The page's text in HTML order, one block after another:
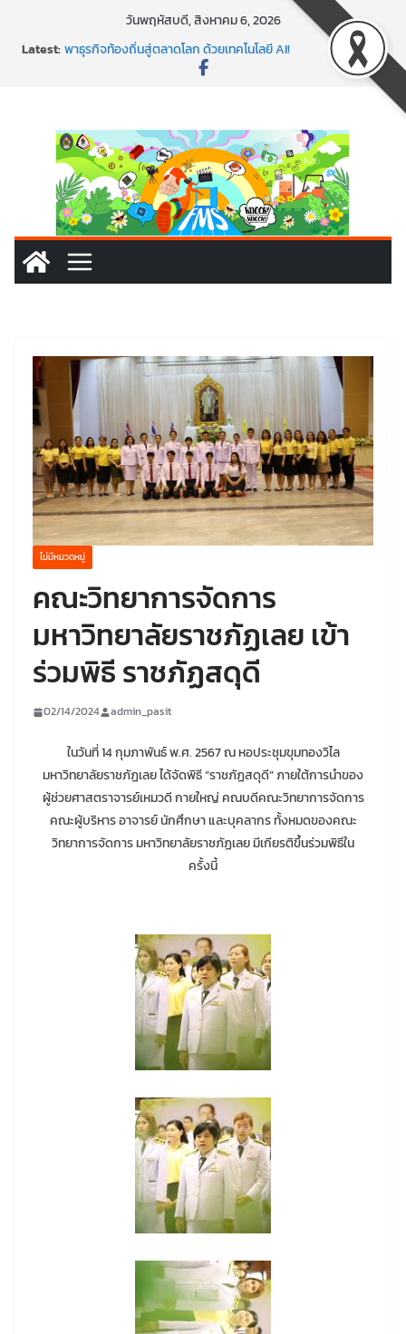
วันพฤหัสบดี, สิงหาคม 6, 2026
Latest:พาธุรกิจท้องถิ่นสู่ตลาดโลก ด้วยเทคโนโลยี AI!
SMEs ยุคนี้ ถ้าไม่ใช้ AI ถือว่าพลาดมาก!
พร้อมลุยแล้ว! ปักหมุดโรดแมป AI อัปสกิลธุรกิจให้พุ่งทะยาน
ไม่มีหมวดหมู่
คณะวิทยาการจัดการ
มหาวิทยาลัยราชภัฏเลย เข้า
ร่วมพิธี ราชภัฏสดุดี
02/14/2024 admin_pasit
ในวันที่ 14 กุมภาพันธ์ พ.ศ. 2567 ณ หอประชุมขุมทองวิไล
มหาวิทยาลัยราชภัฏเลย ได้จัดพิธี “ราชภัฏสดุดี” ภายใต้การนำของ
ผู้ช่วยศาสตราจารย์เหมวดี กายใหญ่ คณบดีคณะวิทยาการจัดการ
คณะผู้บริหาร อาจารย์ นักศึกษา และบุคลากร ทั้งหมดของคณะ
วิทยาการจัดการ มหาวิทยาลัยราชภัฏเลย มีเกียรติขึ้นร่วมพิธีใน
ครั้งนี้